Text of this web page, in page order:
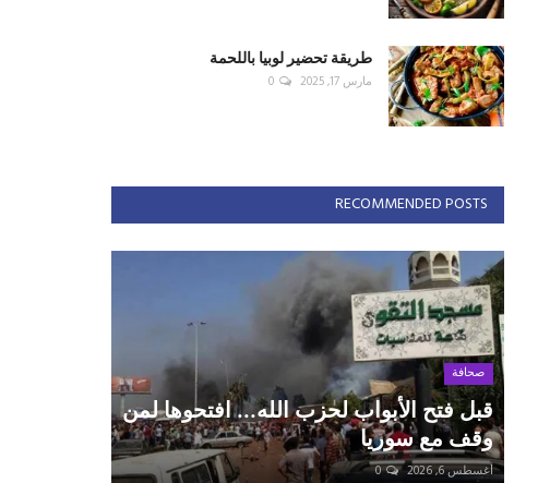
طريقة تحضير لوبيا باللحمة
مارس 17, 2025 0
RECOMMENDED POSTS
صحافة
قبل فتح الأبواب لحزب الله... افتحوها لمن
وقف مع سوريا
أغسطس 6, 2026 0